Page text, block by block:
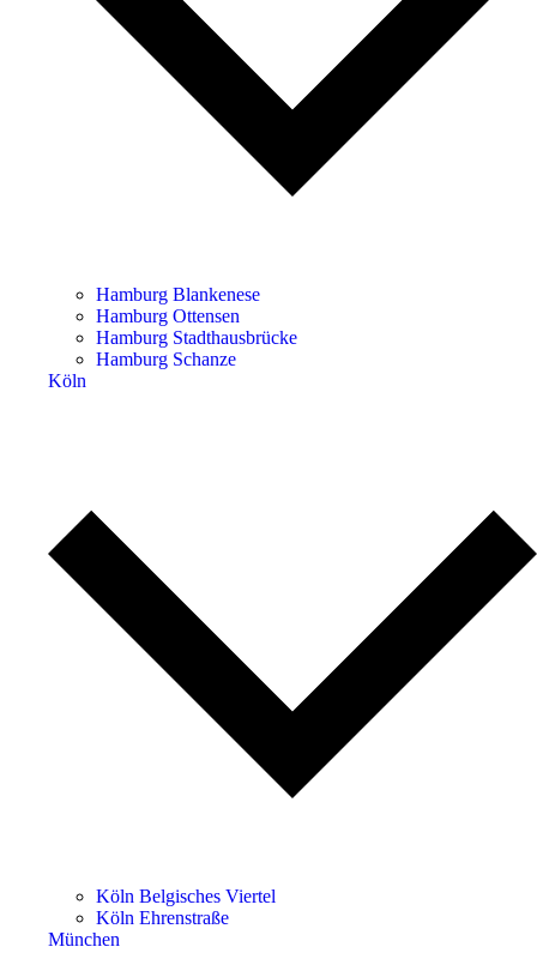
Hamburg Blankenese
Hamburg Ottensen
Hamburg Stadthausbrücke
Hamburg Schanze
Köln
Köln Belgisches Viertel
Köln Ehrenstraße
München